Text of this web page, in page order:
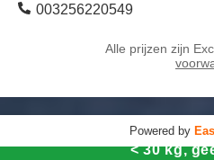
003256220549
Alle prijzen zijn
Powered by